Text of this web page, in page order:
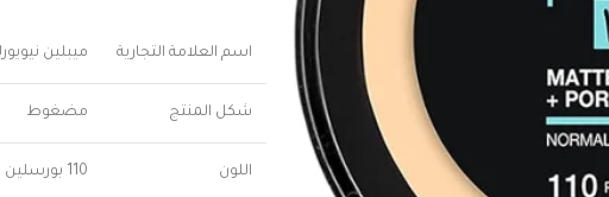
اسم العلامة التجارية ميبلين
شكل المنتج مضغوط
اللون 110 بورسلين